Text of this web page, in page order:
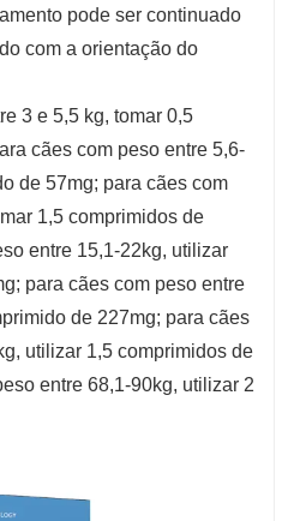
pode ser continuado
com a orientação do
3 e 5,5 kg, tomar 0,5
cães com peso entre 5,6-
de 57mg; para cães com
1,5 comprimidos de
entre 15,1-22kg, utilizar
para cães com peso entre
de 227mg; para cães
utilizar 1,5 comprimidos de
entre 68,1-90kg, utilizar 2